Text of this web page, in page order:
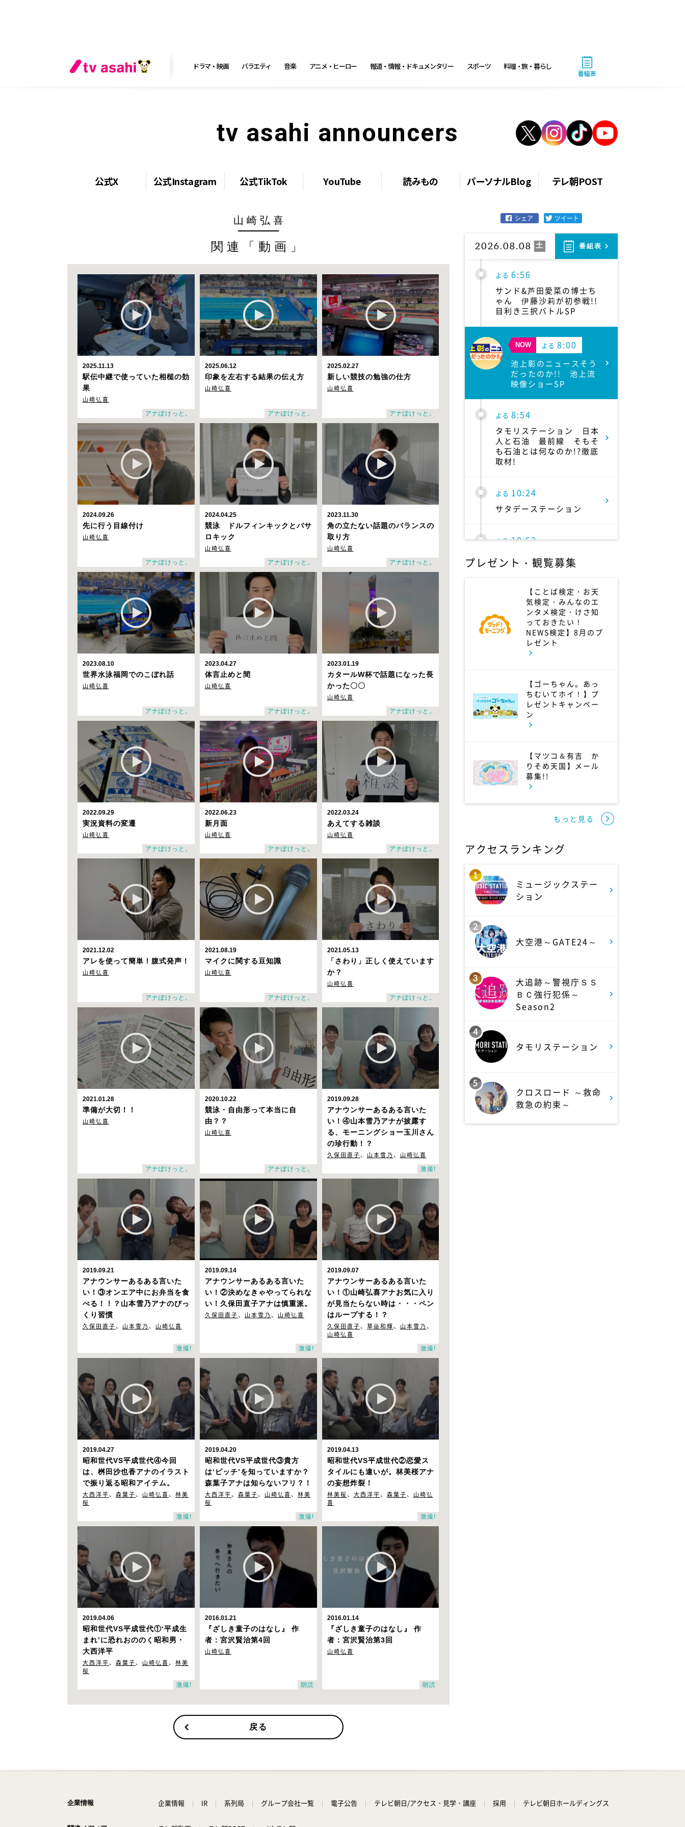
ドラマ・映画 バラエティ 音楽 アニメ・ヒーロー 報道・情報・ドキュメンタリー スポーツ 料理・旅・暮らし
番組表
tv asahi announcers
公式X 公式Instagram 公式TikTok YouTube 読みもの パーソナルBlog テレ朝POST
山崎弘喜
関連「動画」
2025.11.13
駅伝中継で使っていた相槌の効
果
山崎弘喜
アナぽけっと。
2025.06.12
印象を左右する結果の伝え方
山崎弘喜
アナぽけっと。
2025.02.27
新しい競技の勉強の仕方
山崎弘喜
アナぽけっと。
2024.09.26
先に行う目線付け
山崎弘喜
アナぽけっと。
2024.04.25
競泳 ドルフィンキックとバサ
ロキック
山崎弘喜
アナぽけっと。
2023.11.30
角の立たない話題のバランスの
取り方
山崎弘喜
アナぽけっと。
2023.08.10
世界水泳福岡でのこぼれ話
山崎弘喜
アナぽけっと。
2023.04.27
体言止めと間
山崎弘喜
アナぽけっと。
2023.01.19
カタールW杯で話題になった長
かった〇〇
山崎弘喜
アナぽけっと。
2022.09.29
実況資料の変遷
山崎弘喜
アナぽけっと。
2022.06.23
新月面
山崎弘喜
アナぽけっと。
2022.03.24
あえてする雑談
山崎弘喜
アナぽけっと。
2021.12.02
アレを使って簡単！腹式発声！
山崎弘喜
アナぽけっと。
2021.08.19
マイクに関する豆知識
山崎弘喜
アナぽけっと。
2021.05.13
「さわり」正しく使えています
か？
山崎弘喜
アナぽけっと。
2021.01.28
準備が大切！！
山崎弘喜
アナぽけっと。
2020.10.22
競泳・自由形って本当に自
由？？
山崎弘喜
アナぽけっと。
2019.09.28
アナウンサーあるある言いた
い！④山本雪乃アナが披露す
る、モーニングショー玉川さん
の珍行動！？
久保田直子、 山本雪乃、 山崎弘喜
激撮!
2019.09.21
アナウンサーあるある言いた
い！③オンエア中にお弁当を食
べる！！？山本雪乃アナのびっ
くり習慣
久保田直子、 山本雪乃、 山崎弘喜
激撮!
2019.09.14
アナウンサーあるある言いた
い！②決めなきゃやってられな
い！久保田直子アナは慎重派。
久保田直子、 山本雪乃、 山崎弘喜
激撮!
2019.09.07
アナウンサーあるある言いた
い！①山崎弘喜アナお気に入り
が見当たらない時は・・・ペン
はループする！？
久保田直子、 草薙和輝、 山本雪乃、
山崎弘喜
激撮!
2019.04.27
昭和世代VS平成世代④今回
は、桝田沙也香アナのイラスト
で振り返る昭和アイテム。
大西洋平、 森葉子、 山崎弘喜、 林美
桜
激撮!
2019.04.20
昭和世代VS平成世代③貴方
は‘ピッチ’を知っていますか？
森葉子アナは知らないフリ？！
大西洋平、 森葉子、 山崎弘喜、 林美
桜
激撮!
2019.04.13
昭和世代VS平成世代②恋愛ス
タイルにも違いが。林美桜アナ
の妄想炸裂！
林美桜、 大西洋平、 森葉子、 山崎弘
喜
激撮!
2019.04.06
昭和世代VS平成世代①‘平成生
まれ’に恐れおののく昭和男・
大西洋平
大西洋平、 森葉子、 山崎弘喜、 林美
桜
激撮!
2016.01.21
『ざしき童子のはなし』 作
者：宮沢賢治第4回
山崎弘喜
朗読
2016.01.14
『ざしき童子のはなし』 作
者：宮沢賢治第3回
山崎弘喜
朗読
戻る
2026.08.08 土 番組表
クレヨンしんちゃん 【ス
ワンボート伝説だゾ】
ドラえもん 【ウラメシズ
キン】ほか
ANNスーパーJチャンネル
よる 6:00
人生の楽園 夏の1時間!ふ
るさと大好きスペシャル
よる 6:56
サンド&芦田愛菜の博士ち
ゃん 伊藤沙莉が初参戦!!
目利き三択バトルSP
NOW よる 8:00
池上彰のニュースそう
だったのか!! 池上流
映像ショーSP
よる 8:54
タモリステーション 日本
人と石油 最前線 そもそ
も石油とは何なのか!?徹底
取材!
よる 10:24
サタデーステーション
よる 10:52
私の幸福時間
10:56
よる 11:00
熱闘甲子園 涙は、強さに
よる 11:30
夏色の雲が恋と嵐をまきお
こす #5
0:00
天幕のジャードゥーガル
#7【イマニメーション】
0:30
テレ朝サマフェス音楽LIVE
タイムトラベルダディ
#2 ダイアン津田ドラマ初
主演作品 脚本:上田誠
深夜
ワールドプロレスリング
深夜 2:00
「きみを愛する気はない」
と言った次期公爵様がなぜ
深夜 2:30
花織さんは転生しても喧嘩
【ANiMAZiNG!!!】 #5
深夜
プレゼント・観覧募集
【ことば検定・お天
気検定・みんなのエ
ンタメ検定・けさ知
っておきたい！
NEWS検定】8月のプ
レゼント
【ゴーちゃん。あっ
ちむいてホイ！】プ
レゼントキャンペー
ン
【マツコ＆有吉 か
りそめ天国】メール
募集!!
もっと見る
アクセスランキング
1
ミュージックステー
ション
2
大空港～GATE24～
3
大追跡～警視庁ＳＳ
ＢＣ強行犯係～
Season2
4
タモリステーション
5
クロスロード ～救命
救急の約束～
企業情報 企業情報 IR 系列局 グループ会社一覧 電子公告 テレビ朝日/アクセス・見学・講座 採用 テレビ朝日ホールディングス